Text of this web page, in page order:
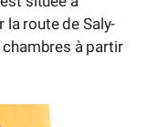
la route de Saly-
à partir